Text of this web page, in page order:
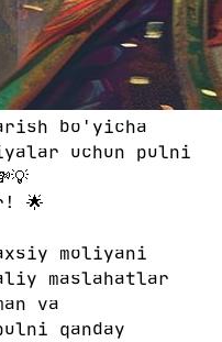
bo'yicha
uchun pulni
🌟
moliyani
maslahatlar
va
qanday